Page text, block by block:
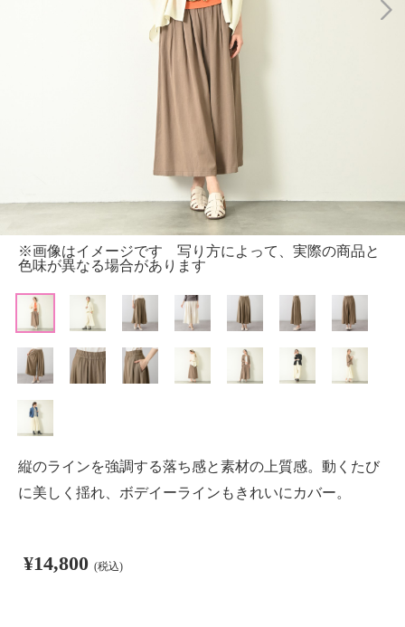
※画像はイメージです 写り方によって、実際の商品と
色味が異なる場合があります
縦のラインを強調する落ち感と素材の上質感。動くたび
に美しく揺れ、ボデイーラインもきれいにカバー。
¥14,800 (税込)